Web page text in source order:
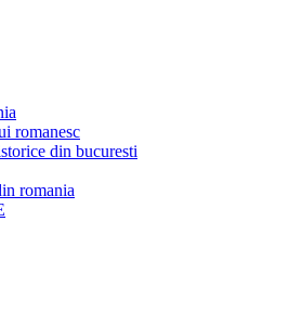
romanesc
din bucuresti
romania